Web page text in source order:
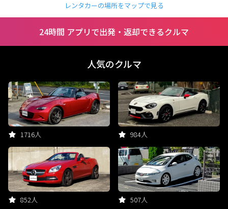
レンタカーの場所をマップで見る
24時間 アプリで出発・返却できるクルマ
人気のクルマ
1716人 984人
852人 507人